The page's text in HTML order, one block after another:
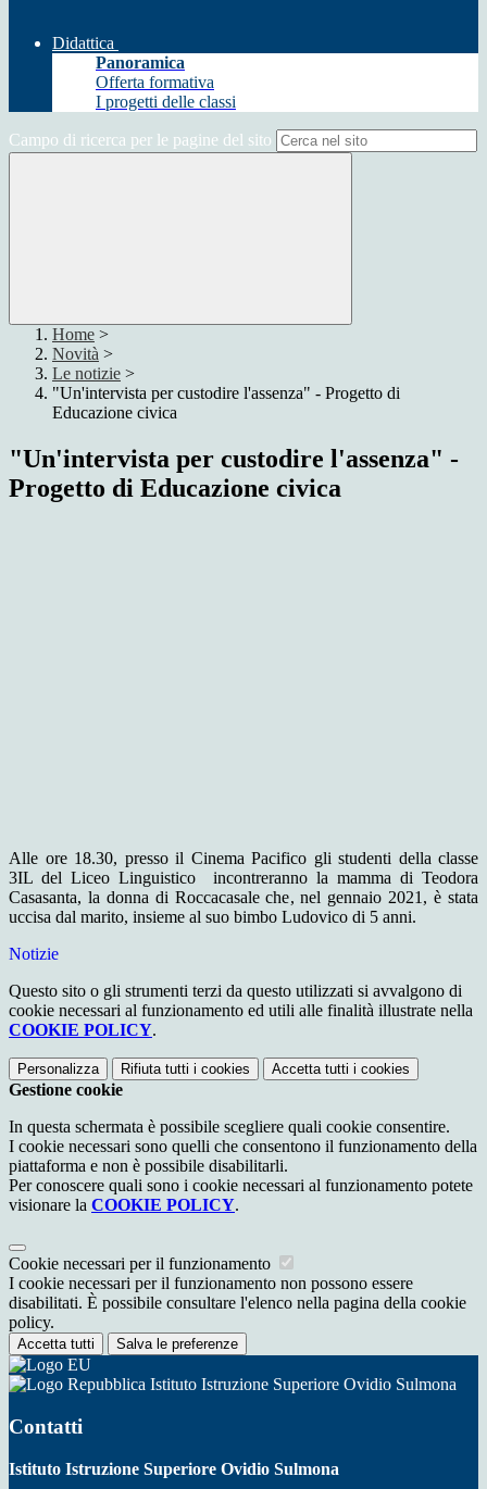
Didattica
Panoramica
Offerta formativa
I progetti delle classi
Campo di ricerca per le pagine del sito
Home >
Novità >
Le notizie >
"Un'intervista per custodire l'assenza" - Progetto di
Educazione civica
"Un'intervista per custodire l'assenza" -
Progetto di Educazione civica
Alle ore 18.30, presso il Cinema Pacifico gli studenti della classe
3IL del Liceo Linguistico incontreranno la mamma di Teodora
Casasanta, la donna di Roccacasale che, nel gennaio 2021, è stata
uccisa dal marito, insieme al suo bimbo Ludovico di 5 anni.
Notizie
Questo sito o gli strumenti terzi da questo utilizzati si avvalgono di
cookie necessari al funzionamento ed utili alle finalità illustrate nella
COOKIE POLICY.
Personalizza Rifiuta tutti i cookies Accetta tutti i cookies
Gestione cookie
In questa schermata è possibile scegliere quali cookie consentire.
I cookie necessari sono quelli che consentono il funzionamento della
piattaforma e non è possibile disabilitarli.
Per conoscere quali sono i cookie necessari al funzionamento potete
visionare la COOKIE POLICY.
Cookie necessari per il funzionamento
I cookie necessari per il funzionamento non possono essere
disabilitati. È possibile consultare l'elenco nella pagina della cookie
policy.
Accetta tutti Salva le preferenze
Istituto Istruzione Superiore Ovidio Sulmona
Contatti
Istituto Istruzione Superiore Ovidio Sulmona